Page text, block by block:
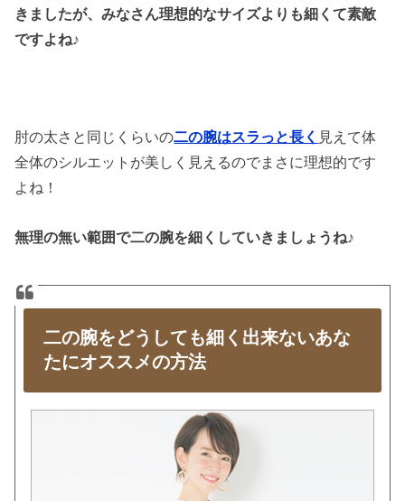
きましたが、みなさん理想的なサイズよりも細くて素敵
ですよね♪
肘の太さと同じくらいの二の腕はスラっと長く 見えて体
全体のシルエットが美しく見えるのでまさに理想的です
よね！
無理の無い範囲で二の腕を細くしていきましょうね♪
二の腕をどうしても細く出来ないあな
たにオススメの方法